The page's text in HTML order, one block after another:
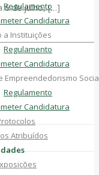
Regulamento
Candidatura
a Instituições
Regulamento
Candidatura
Empreendedorismo
Regulamento
Candidatura
Atribuídos
6 de julho, […]